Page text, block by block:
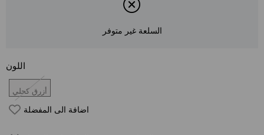
السلعة غير متوفر
اللون
أزرق كحلي
اضافة الى المفضلة